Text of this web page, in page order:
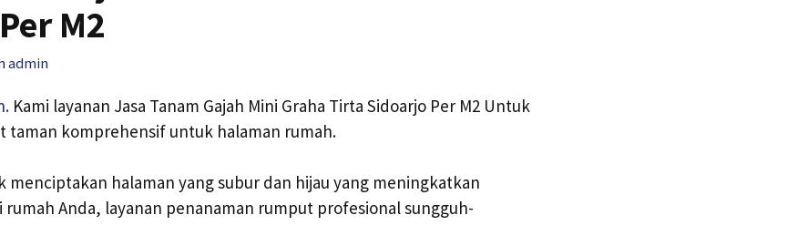
M2
admin
Kami layanan Jasa Tanam Gajah Mini Graha Tirta Sidoarjo Per M2 Untuk
taman komprehensif untuk halaman rumah.
menciptakan halaman yang subur dan hijau yang meningkatkan
rumah Anda, layanan penanaman rumput profesional sungguh-